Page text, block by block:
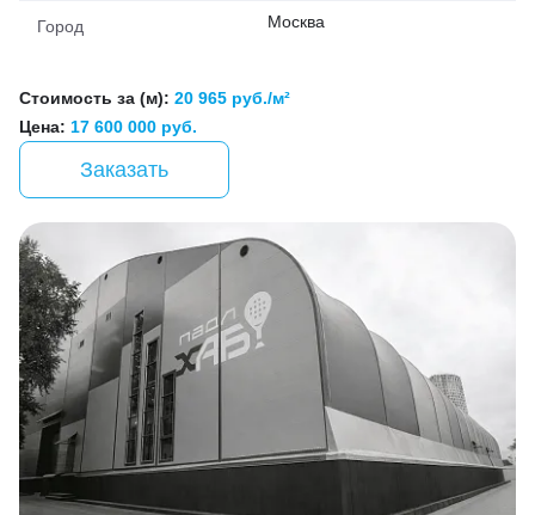
Город Москва
Стоимость за (м): 20 965 руб./м²
Цена: 17 600 000 руб.
Заказать